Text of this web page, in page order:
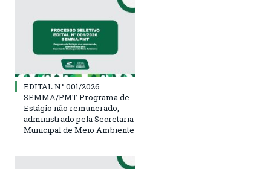
EDITAL N° 001/2026
SEMMA/PMT Programa de
Estágio não remunerado,
administrado pela Secretaria
Municipal de Meio Ambiente